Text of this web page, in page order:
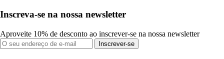
Inscreva-se na nossa newsletter
Aproveite 10% de desconto ao inscrever-se na nossa newsletter
Inscrever-se